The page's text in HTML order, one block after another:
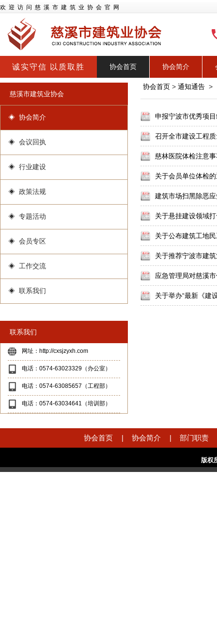
欢迎访问慈溪市建筑业协会官网
诚实守信 以质取胜 协会首页 协会简介
慈溪市建筑业协会
◈ 协会简介
◈ 会议回执
◈ 行业建设
◈ 政策法规
◈ 专题活动
◈ 会员专区
◈ 工作交流
◈ 联系我们
联系我们
网址：http://cxsjzyxh.com
电话：0574-63023329（办公室）
电话：0574-63085657（工程部）
电话：0574-63034641（培训部）
协会首页 > 通知通告 >
申报宁波市优秀项
召开全市建设工程
慈林医院体检注意
关于会员单位体检
建筑市场扫黑除恶
关于悬挂建设领域
关于公布建筑工地
关于推荐宁波市建
应急管理局对慈溪
关于举办“最新《建
协会首页 | 协会简介 | 部门职责
版权